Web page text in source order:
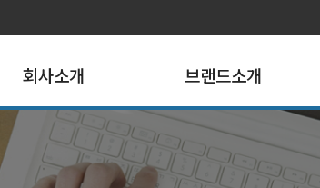
회사소개 브랜드소개